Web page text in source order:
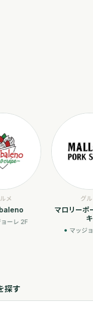
メ
ーレ 2F
グ
マロリーポ
キ
マッジ
探す